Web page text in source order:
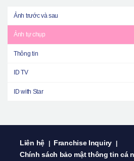
Ảnh trước và sau
Ảnh tự chụp
Thông tin
ID TV
ID with Star
Liên hệ Franchise Inquiry
Chính sách bảo mật thông tin cá